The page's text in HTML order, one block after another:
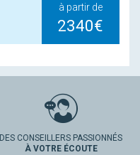
à partir de
2340€
DES CONSEILLERS PASSIONNÉS
À VOTRE ÉCOUTE